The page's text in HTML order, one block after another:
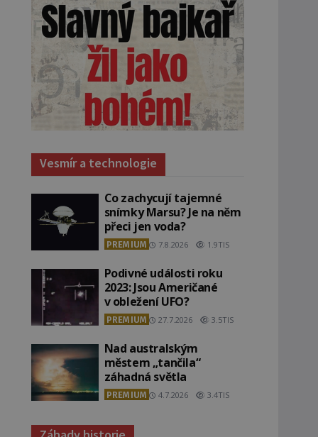
Vesmír a technologie
Co zachycují tajemné
snímky Marsu? Je na něm
přeci jen voda?
PREMIUM 7.8.2026 1.9TIS
Podivné události roku
2023: Jsou Američané
v obležení UFO?
PREMIUM 27.7.2026 3.5TIS
Nad australským
městem „tančila“
záhadná světla
PREMIUM 4.7.2026 3.4TIS